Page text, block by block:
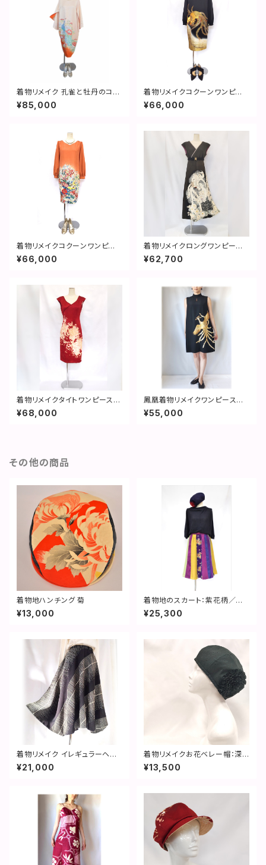
着物リメイク 孔雀と牡丹のコク
ーンドレス／ 2601d01
¥85,000
着物リメイクコクーンワンピー
ス／鳳凰／コクーンドレス／2
営業日以内発送／国内送料無
¥66,000
着物リメイクコクーンワンピー
ス／花尽くし／コクーンドレス／
2営業日以内発送／国内送料無
¥66,000
着物リメイクロングワンピース
／鳳凰と牡丹／エンパイアドレ
ス／2営業日以内発送／国内送
¥62,700
着物リメイクタイトワンピース／
薔薇／カシュクール風／2営業
日以内発送／国内送料無料 ／
¥68,000
鳳凰着物リメイクワンピース／
刺繍／ハイネックコクーンワン
ピース：２営業日以内発送・国内
¥55,000
その他の商品
着物地ハンチング 菊
¥13,000
着物地のスカート：紫花柄／着
物リメイク／国内送料無料／２
営業日以内発送／2002s03
¥25,300
着物リメイク イレギュラーヘム
スカート：金銀ライン ／ 2312s
k02
¥21,000
着物リメイクお花ベレー帽：深
緑・雨コート生地 着物リメイク
／国内送料無料／2301b04
¥13,500